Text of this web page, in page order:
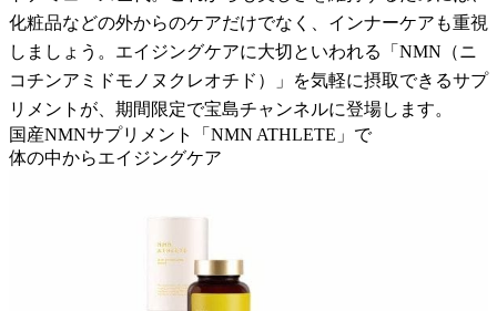
化粧品などの外からのケアだけでなく、インナーケアも重視
しましょう。エイジングケアに大切といわれる「NMN（ニ
コチンアミドモノヌクレオチド）」を気軽に摂取できるサプ
リメントが、期間限定で宝島チャンネルに登場します。
国産NMNサプリメント「NMN ATHLETE」で
体の中からエイジングケア